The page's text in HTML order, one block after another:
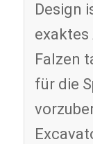
Design
exaktes
Falzen
für die